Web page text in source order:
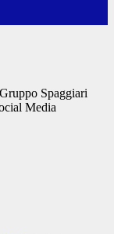
Spaggiari
Media